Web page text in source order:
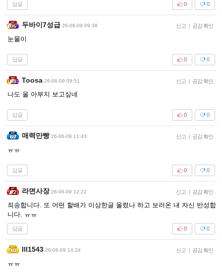
답글 0
0
두바이7성급 26-06-09 09:38 신고 | 공감 확인
눈물이
답글 0
0
Toosa 26-06-09 09:51 신고 | 공감 확인
나도 울 아부지 보고싶네
답글 0
0
매력만빵 26-06-09 11:43 신고 | 공감 확인
ㅠㅠ
답글 0
0
라면사장 26-06-09 12:22 신고 | 공감 확인
죄송합니다. 또 어떤 할배가 이상한글 올렸나 하고 보러온 내 자신 반성합
니다. ㅠㅠ
답글 0
0
Ill1543 26-06-09 14:24 신고 | 공감 확인
ㅠㅠ